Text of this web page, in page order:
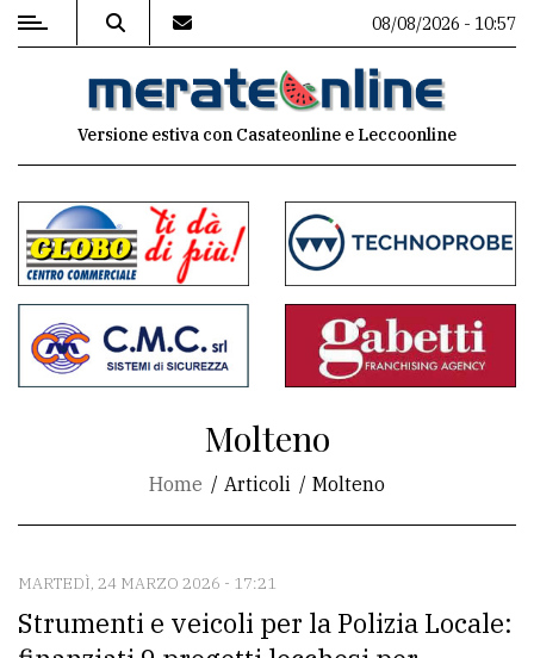
MENU
commenti
Contenuti
del
sito
CONTATTI
La
08/08/2026 - 10:57
Versione estiva con Casateonline e Leccoonline
Molteno
Home Articoli Molteno
MARTEDÌ, 24 MARZO 2026 - 17:21
Strumenti e veicoli per la Polizia Locale: